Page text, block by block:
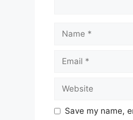
Name
Email
Website
Save my name,